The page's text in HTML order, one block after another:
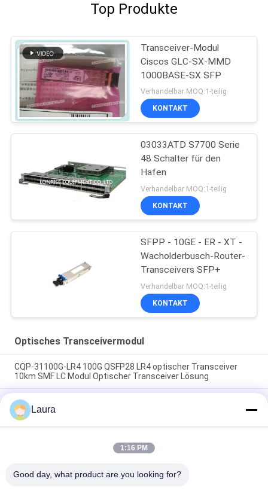
Top Produkte
Transceiver-Modul
Ciscos GLC-SX-MMD
1000BASE-SX SFP
Verhandelbar MOQ:1-teilig
KONTAKT
03033ATD S7700 Serie
48 Schalter für den
Hafen
Verhandelbar MOQ:1-teilig
KONTAKT
SFPP - 10GE - ER - XT -
Wacholderbusch-Router-
Transceivers SFP+
Verhandelbar MOQ:1-teilig
KONTAKT
Optisches Transceivermodul
CQP-31100G-LR4 100G QSFP28 LR4 optischer Transceiver
10km SMF LC Modul Optischer Transceiver Lösung
CQP-85100G-SR4 100G QSFP28 SR4 optischer Transceiver
MPO Multimode Fiber Hochgeschwindigkeitsoptischer
Transceiver für Rechenzentren
CQP-31100G-IR4 100G QSFP28 IR4 Optischer Transceiver | LC
SMF Modul | Optische Transceiver für Netzwerke mittlerer
Laura
1:16 PM
Good day, what product are you looking for?